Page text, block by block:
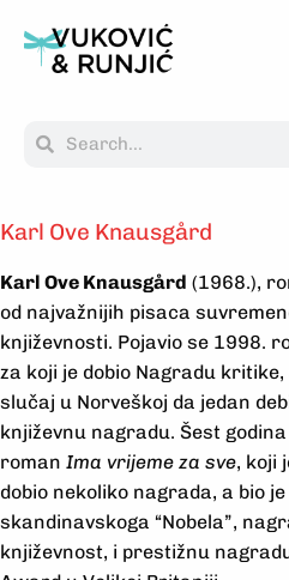
Karl Ove Knausgård
Karl Ove Knausgård (1968.),
od najvažnijih pisaca
književnosti. Pojavio se 1998.
za koji je dobio Nagradu
slučaj u Norveškoj da jedan
književnu nagradu. Šest
roman Ima vrijeme za sve, koji
dobio nekoliko nagrada, a bio
skandinavskoga “Nobela”,
književnost, i prestižnu